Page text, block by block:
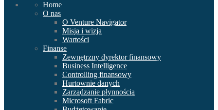
Home
O nas
O Venture Navigator
Misja i wizja
Wartości
Finanse
Zewnętrzny dyrektor finansowy
Business Intelligence
Controlling finansowy
Hurtownie danych
Zarządzanie płynnością
Microsoft Fabric